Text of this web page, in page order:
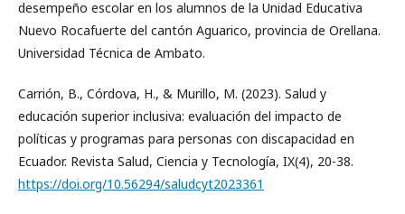
desempeño escolar en los alumnos de la Unidad Educativa
Nuevo Rocafuerte del cantón Aguarico, provincia de Orellana.
Universidad Técnica de Ambato.
Carrión, B., Córdova, H., & Murillo, M. (2023). Salud y
educación superior inclusiva: evaluación del impacto de
políticas y programas para personas con discapacidad en
Ecuador. Revista Salud, Ciencia y Tecnología, IX(4), 20-38.
https://doi.org/10.56294/saludcyt2023361